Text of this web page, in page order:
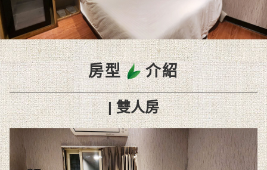
交通指南
附近景點
聯絡我們
線上訂房
Select Language▼
房型 介紹
| 雙人房